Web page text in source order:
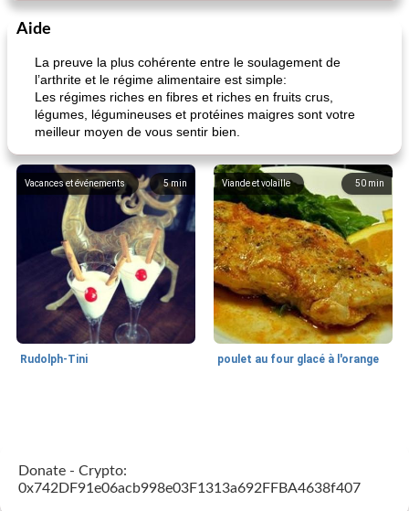
Aide
La preuve la plus cohérente entre le soulagement de
l’arthrite et le régime alimentaire est simple:
Les régimes riches en fibres et riches en fruits crus,
légumes, légumineuses et protéines maigres sont votre
meilleur moyen de vous sentir bien.
5min
Vacances et événements
Rudolph-Tini
50 min
Viande et volaille
poulet au four glacé à l'orange
Donate - Crypto:
0x742DF91e06acb998e03F1313a692FFBA4638f407